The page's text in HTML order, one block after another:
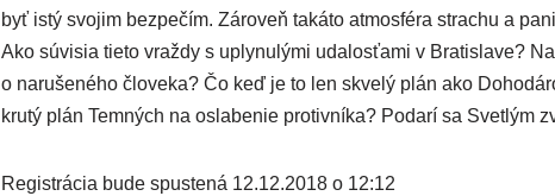
byť istý svo­jim bez­pe­čím. Zároveň taká­to atmo­sfé­ra stra­chu a
Ako súvi­sia tie­to vraž­dy s uply­nu­lý­mi uda­los­ťa­mi v Bratislave?
o naru­še­né­ho člo­ve­ka? Čo keď je to len skve­lý plán ako
kru­tý plán Temných na osla­be­nie pro­tiv­ní­ka? Podarí sa Svetlým
Registrácia bude spus­te­ná 12.12.2018 o 12:12